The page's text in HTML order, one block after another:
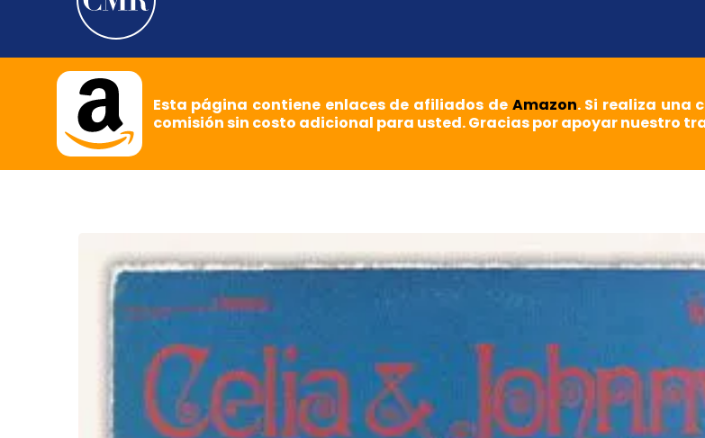
Esta página contiene enlaces de afiliados de Amazon. Si realiza una
comisión sin costo adicional para usted. Gracias por apoyar nuestro